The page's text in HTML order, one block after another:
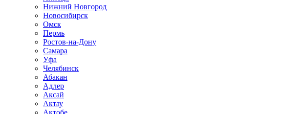
Нижний Новгород
Новосибирск
Омск
Пермь
Ростов-на-Дону
Самара
Уфа
Челябинск
Абакан
Адлер
Аксай
Актау
Актобе